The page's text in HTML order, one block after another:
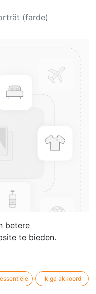
(farde)
J.S.Bach
betere
te bieden.
Ik ga akkoord